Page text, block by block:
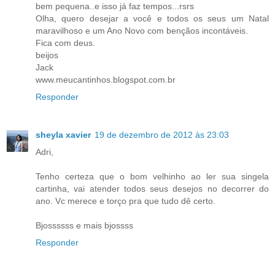
bem pequena..e isso já faz tempos...rsrs
Olha, quero desejar a você e todos os seus um Natal
maravilhoso e um Ano Novo com bençãos incontáveis.
Fica com deus.
beijos
Jack
www.meucantinhos.blogspot.com.br
Responder
sheyla xavier 19 de dezembro de 2012 às 23:03
Adri,
Tenho certeza que o bom velhinho ao ler sua singela
cartinha, vai atender todos seus desejos no decorrer do
ano. Vc merece e torço pra que tudo dê certo.
Bjossssss e mais bjossss
Responder